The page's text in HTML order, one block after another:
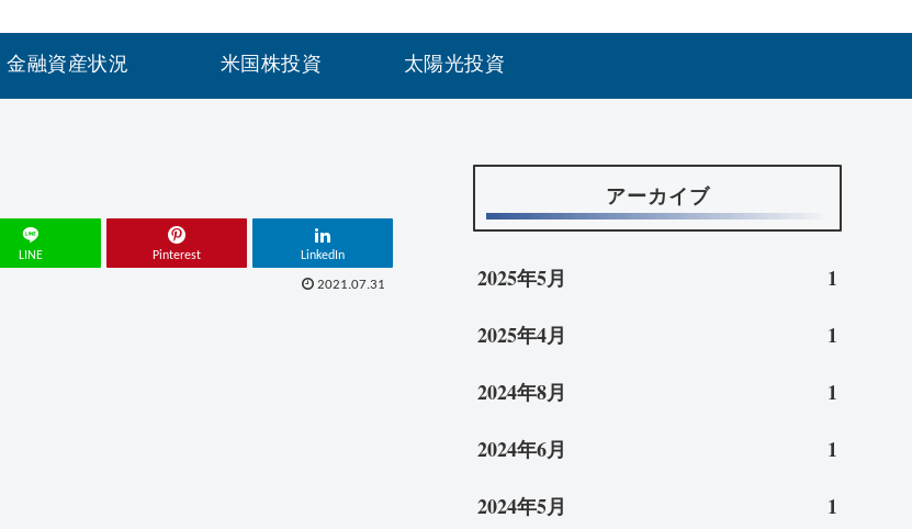
金融資産状況 米国株投資 太陽光投資
LINE Pinterest LinkedIn
2021.07.31
アーカイブ
2025年5月
1
2025年4月
1
2024年8月
1
2024年6月
1
2024年5月
1